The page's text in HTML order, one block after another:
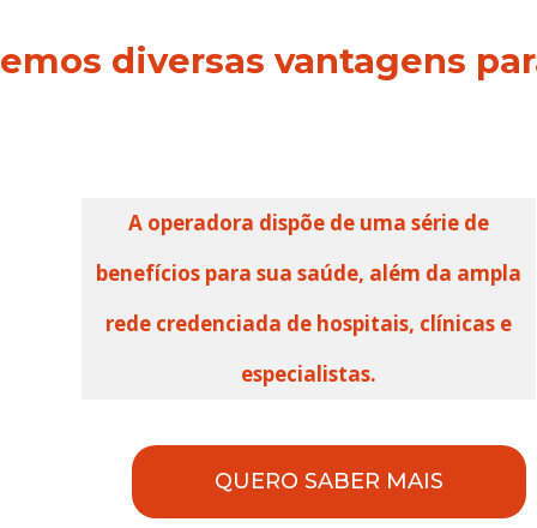
diversas vantagens
A operadora dispõe de uma série de
benefícios para sua saúde, além da ampla
rede credenciada de hospitais, clínicas e
especialistas.
QUERO SABER MAIS